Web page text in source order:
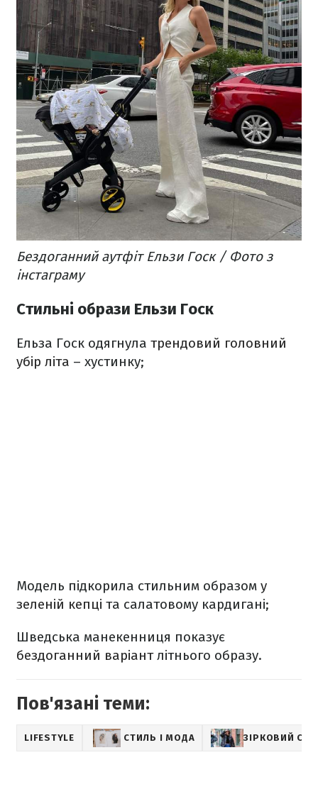
Бездоганний аутфіт Ельзи Госк / Фото з
інстаграму
Стильні образи Ельзи Госк
Ельза Госк одягнула трендовий головний
убір літа – хустинку;
Модель підкорила стильним образом у
зеленій кепці та салатовому кардигані;
Шведська манекенниця показує
бездоганний варіантлітнього образу.
Пов'язані теми:
LIFESTYLE СТИЛЬ І МОДА ЗІРКОВИЙ